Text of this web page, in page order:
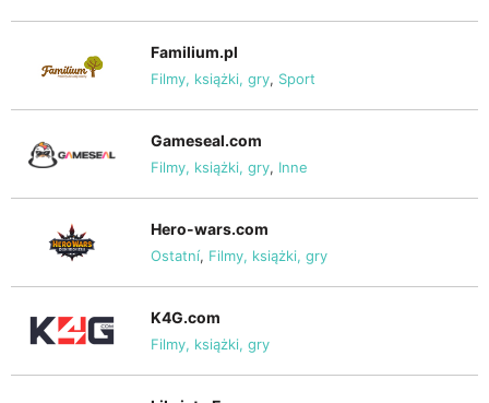
Familium.pl
Filmy, książki, gry, Sport
Gameseal.com
Filmy, książki, gry, Inne
Hero-wars.com
Ostatní, Filmy, książki, gry
K4G.com
Filmy, książki, gry